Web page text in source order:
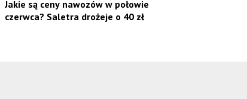
Jakie są ceny nawozów w połowie
czerwca? Saletra drożeje o 40 zł